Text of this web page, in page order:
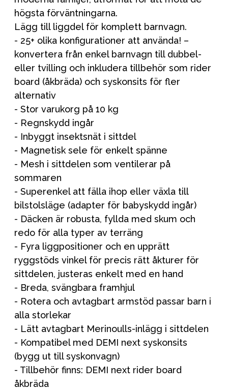
högsta förväntningarna.
Lägg till liggdel för komplett barnvagn.
- 25+ olika konfigurationer att använda! –
konvertera från enkel barnvagn till dubbel-
eller tvilling och inkludera tillbehör som rider
board (åkbräda) och syskonsits för fler
alternativ
- Stor varukorg på 10 kg
- Regnskydd ingår
- Inbyggt insektsnät i sittdel
- Magnetisk sele för enkelt spänne
- Mesh i sittdelen som ventilerar på
sommaren
- Superenkel att fälla ihop eller växla till
bilstolsläge (adapter för babyskydd ingår)
- Däcken är robusta, fyllda med skum och
redo för alla typer av terräng
- Fyra liggpositioner och en upprätt
ryggstöds vinkel för precis rätt åkturer för
sittdelen, justeras enkelt med en hand
- Breda, svängbara framhjul
- Rotera och avtagbart armstöd passar barn i
alla storlekar
- Lätt avtagbart Merinoulls-inlägg i sittdelen
- Kompatibel med DEMI next syskonsits
(bygg ut till syskonvagn)
- Tillbehör finns: DEMI next rider board
åkbräda